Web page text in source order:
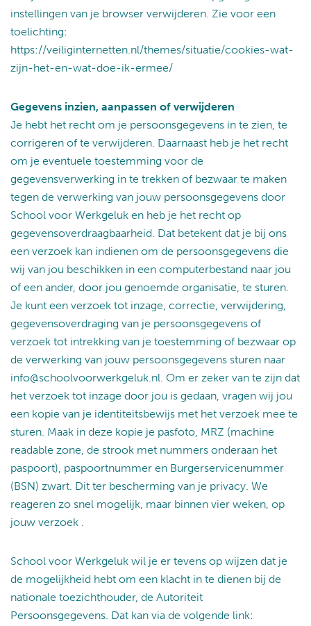
instellingen van je browser verwijderen. Zie voor een
toelichting:
https://veiliginternetten.nl/themes/situatie/cookies-wat-
zijn-het-en-wat-doe-ik-ermee/
Gegevens inzien, aanpassen of verwijderen
Je hebt het recht om je persoonsgegevens in te zien, te
corrigeren of te verwijderen. Daarnaast heb je het recht
om je eventuele toestemming voor de
gegevensverwerking in te trekken of bezwaar te maken
tegen de verwerking van jouw persoonsgegevens door
School voor Werkgeluk en heb je het recht op
gegevensoverdraagbaarheid. Dat betekent dat je bij ons
een verzoek kan indienen om de persoonsgegevens die
wij van jou beschikken in een computerbestand naar jou
of een ander, door jou genoemde organisatie, te sturen.
Je kunt een verzoek tot inzage, correctie, verwijdering,
gegevensoverdraging van je persoonsgegevens of
verzoek tot intrekking van je toestemming of bezwaar op
de verwerking van jouw persoonsgegevens sturen naar
info@schoolvoorwerkgeluk.nl. Om er zeker van te zijn dat
het verzoek tot inzage door jou is gedaan, vragen wij jou
een kopie van je identiteitsbewijs met het verzoek mee te
sturen. Maak in deze kopie je pasfoto, MRZ (machine
readable zone, de strook met nummers onderaan het
paspoort), paspoortnummer en Burgerservicenummer
(BSN) zwart. Dit ter bescherming van je privacy. We
reageren zo snel mogelijk, maar binnen vier weken, op
jouw verzoek .
School voor Werkgeluk wil je er tevens op wijzen dat je
de mogelijkheid hebt om een klacht in te dienen bij de
nationale toezichthouder, de Autoriteit
Persoonsgegevens. Dat kan via de volgende link: